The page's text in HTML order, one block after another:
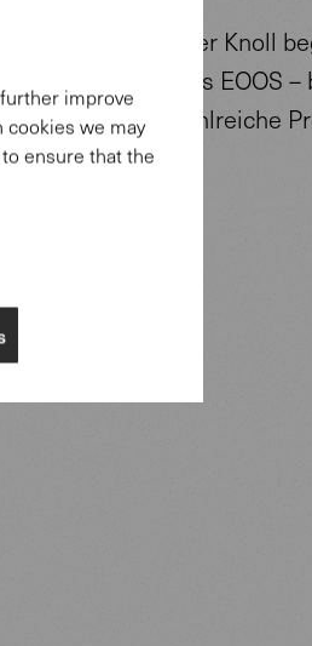
bei Walter Knoll
des Designtrios EOOS
gemeinsam zahlreiche
improve
cookies we may
ensure that the